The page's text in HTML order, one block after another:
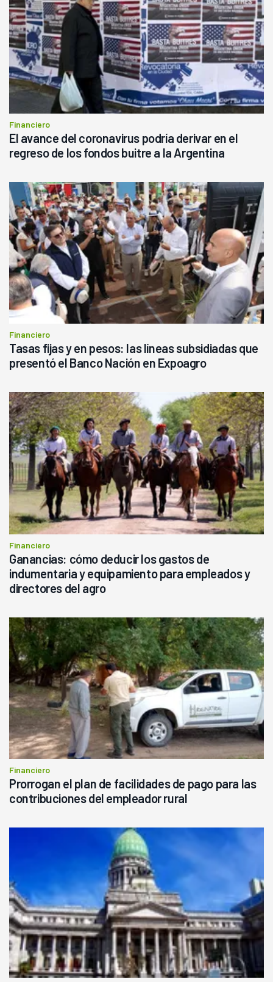
Financiero
El avance del coronavirus podría derivar en el
regreso de los fondos buitre a la Argentina
Financiero
Tasas fijas y en pesos: las líneas subsidiadas que
presentó el Banco Nación en Expoagro
Financiero
Ganancias: cómo deducir los gastos de
indumentaria y equipamiento para empleados y
directores del agro
Financiero
Prorrogan el plan de facilidades de pago para las
contribuciones del empleador rural